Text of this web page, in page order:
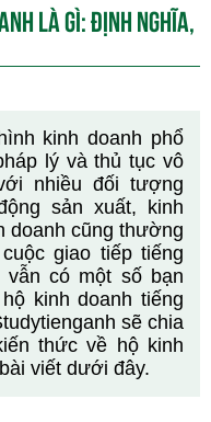
LÀ GÌ: ĐỊNH NGHĨA,
kinh doanh phổ
lý và thủ tục vô
nhiều đối tượng
sản xuất, kinh
doanh cũng thường
giao tiếp tiếng
vẫn có một số bạn
kinh doanh tiếng
sẽ chia
thức về hộ kinh
viết dưới đây.